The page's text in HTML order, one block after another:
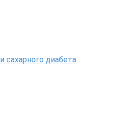
диабета